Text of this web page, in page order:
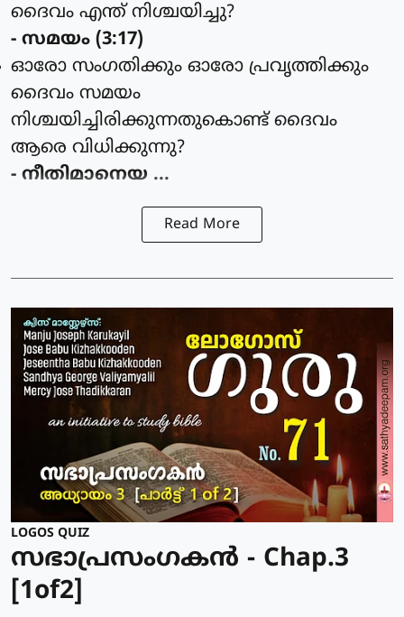
ദൈവം എന്ത് നിശ്ചയിച്ചു?
- സമയം (3:17)
ഓരോ സംഗതിക്കും ഓരോ പ്രവൃത്തിക്കും
ദൈവം സമയം
നിശ്ചയിച്ചിരിക്കുന്നതുകൊണ്ട് ദൈവം
ആരെ വിധിക്കുന്നു?
- നീതിമാനെയ ...
Read More
LOGOS QUIZ
സഭാപ്രസംഗകൻ - Chap.3
[1of2]